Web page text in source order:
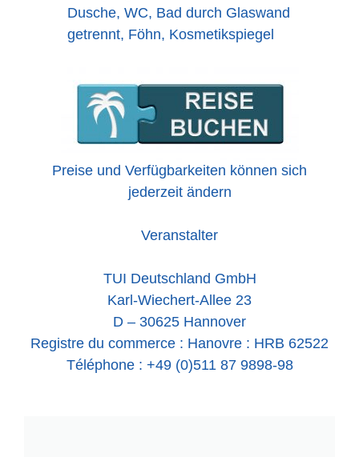
Dusche, WC, Bad durch Glaswand
getrennt, Föhn, Kosmetikspiegel
Preise und Verfügbarkeiten können sich
jederzeit ändern
Veranstalter
TUI Deutschland GmbH
Karl-Wiechert-Allee 23
D – 30625 Hannover
Registre du commerce : Hanovre : HRB 62522
Téléphone : +49 (0)511 87 9898-98